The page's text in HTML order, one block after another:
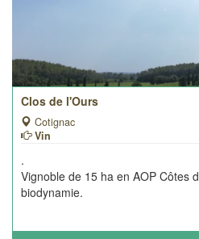
Clos de l'Ours
Cotignac
Vin
.
Vignoble de 15 ha en AOP Côtes
biodynamie.